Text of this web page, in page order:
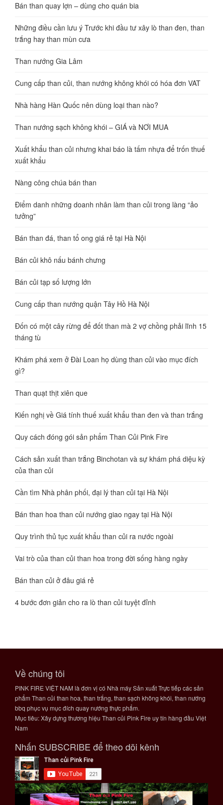
Bán than quay lợn – dùng cho quán bia
Những điều cần lưu ý Trước khi đầu tư xây lò than đen, than
trắng hay than mùn cưa
Than nướng Gia Lâm
Cung cấp than củi, than nướng không khói có hóa đơn VAT
Nhà hàng Hàn Quốc nên dùng loại than nào?
Than nướng sạch không khói – GIÁ và NƠI MUA
Xuất khẩu than củi nhưng khai báo là tấm nhựa để trốn thuế
xuất khẩu
Nàng công chúa bán than
Điểm danh những doanh nhân làm than củi trong làng “ảo
tưởng”
Bán than đá, than tổ ong giá rẻ tại Hà Nội
Bán củi khô nấu bánh chưng
Bán củi tạp số lượng lớn
Cung cấp than nướng quận Tây Hồ Hà Nội
Đốn có một cây rừng để đốt than mà 2 vợ chồng phải lĩnh 15
tháng tù
Khám phá xem ở Đài Loan họ dùng than củi vào mục đích
gì?
Than quạt thịt xiên que
Kiến nghị về Giá tính thuế xuất khẩu than đen và than trắng
Quy cách đóng gói sản phẩm Than Củi Pink Fire
Cách sản xuất than trắng Binchotan và sự khám phá diệu kỳ
của than củi
Cần tìm Nhà phân phối, đại lý than củi tại Hà Nội
Bán than hoa than củi nướng giao ngay tại Hà Nội
Quy trình thủ tục xuất khẩu than củi ra nước ngoài
Vai trò của than củi than hoa trong đời sống hàng ngày
Bán than củi ở đâu giá rẻ
4 bước đơn giản cho ra lò than củi tuyệt đỉnh
Về chúng tôi
PINK FIRE VIỆT NAM là đơn vị có Nhà máy Sản xuất Trực tiếp các sản
phẩm Than củi than hoa, than trắng, than sạch không khói, than nướng
bbq phục vụ mục đích quay nướng thực phẩm.
Mục tiêu: Xây dựng thương hiệu Than củi Pink Fire uy tín hàng đầu Việt
Nam
Nhấn SUBSCRIBE để theo dõi kênh